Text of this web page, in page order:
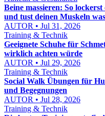
Beine massieren: So
und tust deinen Muskeln
AUTOR • Jul 31, 2026
Training & Technik
Geeignete Schuhe für
wirklich achten würde
AUTOR • Jul 29, 2026
Training & Technik
Social Walk Übungen für
und Begegnungen
AUTOR • Jul 28, 2026
Training & Technik